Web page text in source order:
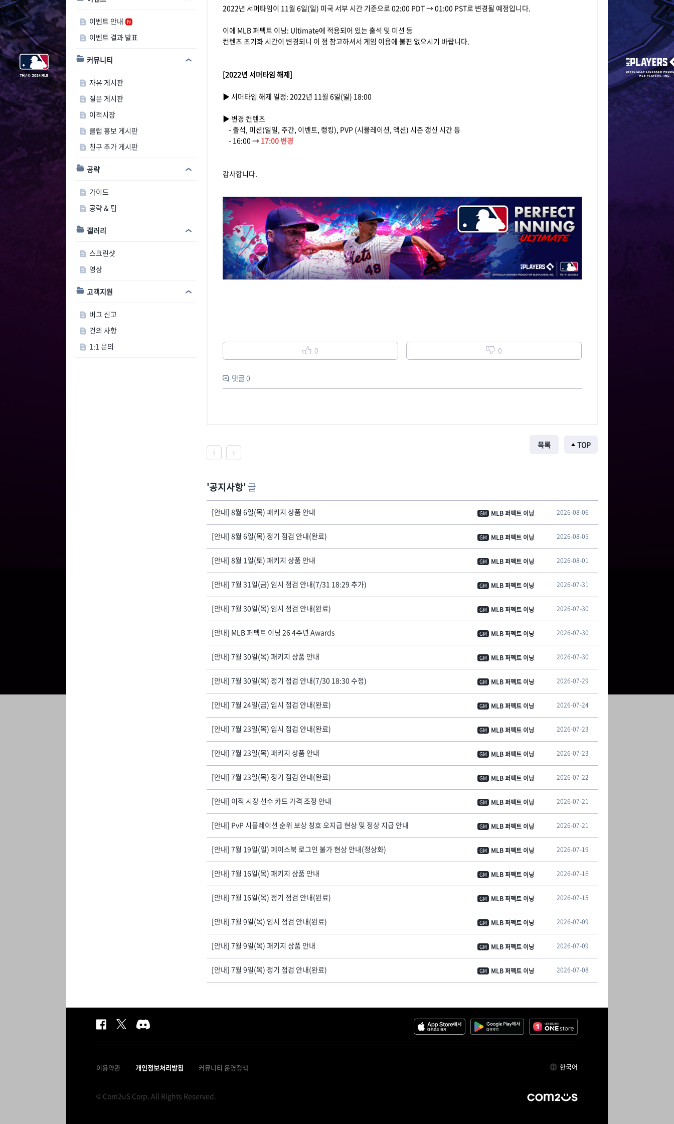
이벤트 안내
이벤트 결과 발표
커뮤니티
자유 게시판
질문 게시판
이적시장
클럽 홍보 게시판
친구 추가 게시판
공략
가이드
공략 & 팁
갤러리
스크린샷
영상
고객지원
버그 신고
건의 사항
1:1 문의
2022년 서머타임이 11월 6일(일) 미국 서부 시간 기준으로 02:00 PDT → 01:00 PST로 변경될 예정입니다.
이에 MLB 퍼펙트 이닝: Ultimate에 적용되어 있는 출석 및 미션 등
컨텐츠 초기화 시간이 변경되니 이 점 참고하셔서 게임 이용에 불편 없으시기 바랍니다.
[2022년 서머타임 해제]
▶ 서머타임 해제 일정: 2022년 11월 6일(일) 18:00
▶ 변경 컨텐츠
- 출석, 미션(일일, 주간, 이벤트, 랭킹), PVP (시뮬레이션, 액션) 시즌 갱신 시간 등
- 16:00 → 17:00 변경
감사합니다.
0 0
댓글 0
목록 TOP
공지사항 글
[안내] 8월 6일(목) 패키지 상품 안내 GM MLB 퍼펙트 이닝 2026-08-06
[안내] 8월 6일(목) 정기 점검 안내(완료) GM MLB 퍼펙트 이닝 2026-08-05
[안내] 8월 1일(토) 패키지 상품 안내 GM MLB 퍼펙트 이닝 2026-08-01
[안내] 7월 31일(금) 임시 점검 안내(7/31 18:29 추가) GM MLB 퍼펙트 이닝 2026-07-31
[안내] 7월 30일(목) 임시 점검 안내(완료) GM MLB 퍼펙트 이닝 2026-07-30
[안내] MLB 퍼펙트 이닝 26 4주년 Awards GM MLB 퍼펙트 이닝 2026-07-30
[안내] 7월 30일(목) 패키지 상품 안내 GM MLB 퍼펙트 이닝 2026-07-30
[안내] 7월 30일(목) 정기 점검 안내(7/30 18:30 수정) GM MLB 퍼펙트 이닝 2026-07-29
[안내] 7월 24일(금) 임시 점검 안내(완료) GM MLB 퍼펙트 이닝 2026-07-24
[안내] 7월 23일(목) 임시 점검 안내(완료) GM MLB 퍼펙트 이닝 2026-07-23
[안내] 7월 23일(목) 패키지 상품 안내 GM MLB 퍼펙트 이닝 2026-07-23
[안내] 7월 23일(목) 정기 점검 안내(완료) GM MLB 퍼펙트 이닝 2026-07-22
[안내] 이적 시장 선수 카드 가격 조정 안내 GM MLB 퍼펙트 이닝 2026-07-21
[안내] PvP 시뮬레이션 순위 보상 칭호 오지급 현상 및 정상 지급 안내 GM MLB 퍼펙트 이닝 2026-07-21
[안내] 7월 19일(일) 페이스북 로그인 불가 현상 안내(정상화) GM MLB 퍼펙트 이닝 2026-07-19
[안내] 7월 16일(목) 패키지 상품 안내 GM MLB 퍼펙트 이닝 2026-07-16
[안내] 7월 16일(목) 정기 점검 안내(완료) GM MLB 퍼펙트 이닝 2026-07-15
[안내] 7월 9일(목) 임시 점검 안내(완료) GM MLB 퍼펙트 이닝 2026-07-09
[안내] 7월 9일(목) 패키지 상품 안내 GM MLB 퍼펙트 이닝 2026-07-09
[안내] 7월 9일(목) 정기 점검 안내(완료) GM MLB 퍼펙트 이닝 2026-07-08
이용약관 개인정보처리방침 커뮤니티 운영정책 한국어
© Com2uS Corp. All Rights Reserved.